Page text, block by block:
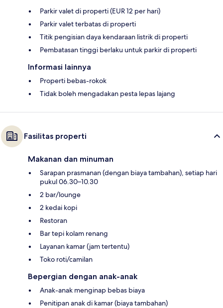
Parkir valet di properti (EUR 12 per hari)
Parkir valet terbatas di properti
Titik pengisian daya kendaraan listrik di properti
Pembatasan tinggi berlaku untuk parkir di properti
Informasi lainnya
Properti bebas-rokok
Tidak boleh mengadakan pesta lepas lajang
Fasilitas properti
Makanan dan minuman
Sarapan prasmanan (dengan biaya tambahan), setiap hari
pukul 06.30–10.30
2 bar/lounge
2 kedai kopi
Restoran
Bar tepi kolam renang
Layanan kamar (jam tertentu)
Toko roti/camilan
Bepergian dengan anak-anak
Anak-anak menginap bebas biaya
Penitipan anak di kamar (biaya tambahan)